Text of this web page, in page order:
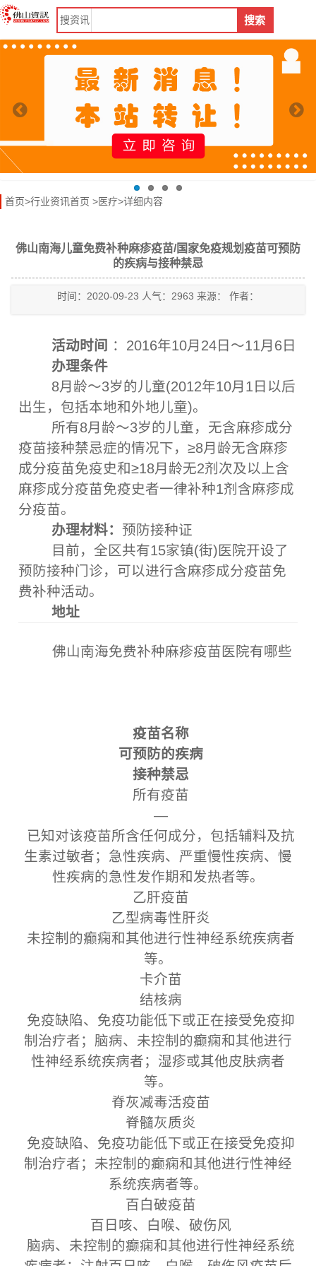
搜资讯 搜索
首页>行业资讯首页 >医疗>详细内容
佛山南海儿童免费补种麻疹疫苗/国家免疫规划疫苗可预防
的疾病与接种禁忌
时间：2020-09-23 人气：2963 来源： 作者：
活动时间 ：2016年10月24日～11月6日
办理条件
8月龄～3岁的儿童(2012年10月1日以后
出生，包括本地和外地儿童)。
所有8月龄～3岁的儿童，无含麻疹成分
疫苗接种禁忌症的情况下，≥8月龄无含麻疹
成分疫苗免疫史和≥18月龄无2剂次及以上含
麻疹成分疫苗免疫史者一律补种1剂含麻疹成
分疫苗。
办理材料： 预防接种证
目前，全区共有15家镇(街)医院开设了
预防接种门诊，可以进行含麻疹成分疫苗免
费补种活动。
地址
佛山南海免费补种麻疹疫苗医院有哪些
疫苗名称
可预防的疾病
接种禁忌
所有疫苗
—
已知对该疫苗所含任何成分，包括辅料及抗
生素过敏者；急性疾病、严重慢性疾病、慢
性疾病的急性发作期和发热者等。
乙肝疫苗
乙型病毒性肝炎
未控制的癫痫和其他进行性神经系统疾病者
等。
卡介苗
结核病
免疫缺陷、免疫功能低下或正在接受免疫抑
制治疗者；脑病、未控制的癫痫和其他进行
性神经系统疾病者；湿疹或其他皮肤病者
等。
脊灰减毒活疫苗
脊髓灰质炎
免疫缺陷、免疫功能低下或正在接受免疫抑
制治疗者；未控制的癫痫和其他进行性神经
系统疾病者等。
百白破疫苗
百日咳、白喉、破伤风
脑病、未控制的癫痫和其他进行性神经系统